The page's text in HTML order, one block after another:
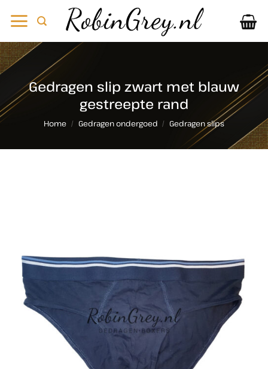
naar
Gedragen slip zwart met blauw
gestreepte rand
Home / Gedragen ondergoed / Gedragen slips